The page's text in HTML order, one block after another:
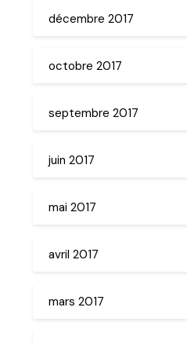
décembre 2017
octobre 2017
septembre 2017
juin 2017
mai 2017
avril 2017
mars 2017